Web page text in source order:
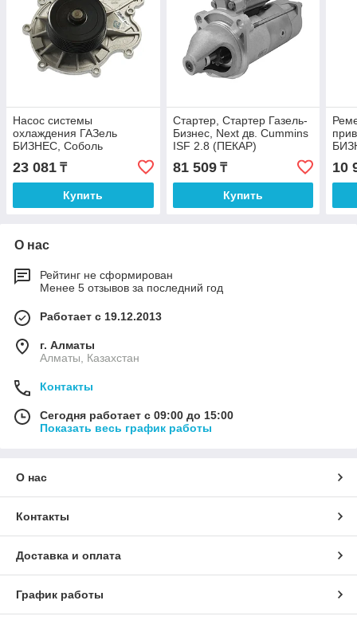
Насос системы
охлаждения ГАЗель
БИЗНЕС, Соболь
БИЗНЕС, ГАЗель NEXT
Cummins ISF 2.8 (ПЕКАР),
Насос системы
23 081 ₸
Купить
Стартер, Стартер Газель-
Бизнес, Next дв. Cummins
ISF 2.8 (ПЕКАР)
81 509₸
Купить
10
О нас
Рейтинг не сформирован
Менее 5 отзывов за последний год
Работает с 19.12.2013
г. Алматы
Алматы, Казахстан
Контакты
Сегодня работает с 09:00 до 15:00
Показать весь график работы
О нас
Контакты
Доставка и оплата
График работы